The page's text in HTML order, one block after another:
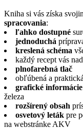
Kniha si vás získa
spracovania:
ľahko dostupné
jednoduchá
kreslená schéma
každý recept vás
plnofarebná tlač
obľúbená a praktická
grafické informácie
železa
rozšírený obsah
osvetový leták pre
na webstránke AKV